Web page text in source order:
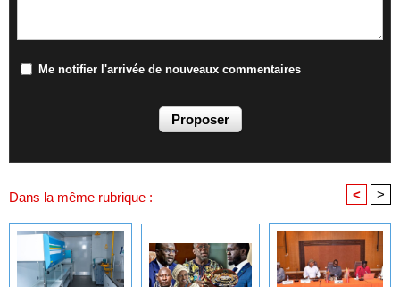
Me notifier l'arrivée de nouveaux commentaires
Dans la même rubrique : < >